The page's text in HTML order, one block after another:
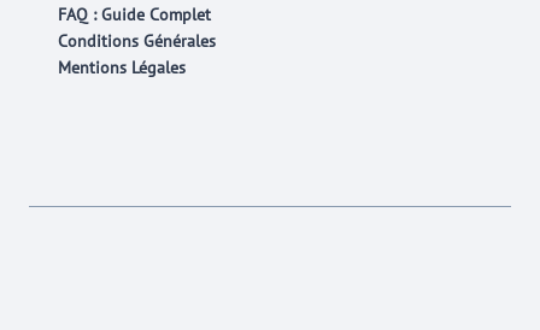
FAQ : Guide Complet
Conditions Générales
Mentions Légales